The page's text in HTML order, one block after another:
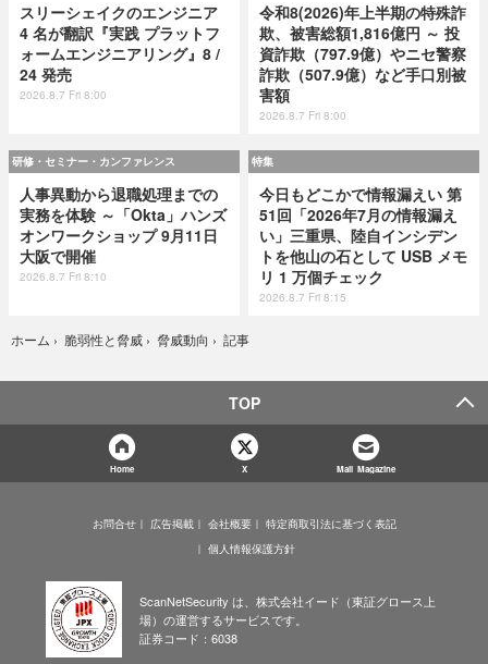
スリーシェイクのエンジニア
4 名が翻訳『実践 プラットフ
ォームエンジニアリング』8 /
24 発売
2026.8.7 Fri 8:00
令和8(2026)年上半期の特殊詐
欺、被害総額1,816億円 ～ 投
資詐欺（797.9億）やニセ警察
詐欺（507.9億）など手口別被
害額
2026.8.7 Fri 8:00
研修・セミナー・カンファレンス
人事異動から退職処理までの
実務を体験 ～「Okta」ハンズ
オンワークショップ 9月11日
大阪で開催
2026.8.7 Fri 8:10
特集
今日もどこかで情報漏えい 第
51回「2026年7月の情報漏え
い」三重県、陸自インシデン
トを他山の石として USB メモ
リ 1 万個チェック
2026.8.7 Fri 8:15
ホーム › 脆弱性と脅威 › 脅威動向 › 記事
TOP
Home X Mail Magazine
お問合せ 広告掲載 会社概要
特定商取引法に基づく表記
個人情報保護方針
ScanNetSecurity は、株式会社イード（東証グロース上
場）の運営するサービスです。
証券コード：6038